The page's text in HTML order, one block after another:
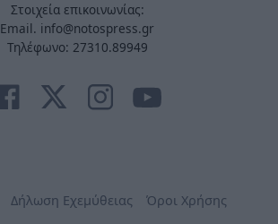
Στοιχεία επικοινωνίας:
Email. info@notospress.gr
Τηλέφωνο: 27310.89949
Δήλωση Εχεμύθειας Όροι Χρήσης